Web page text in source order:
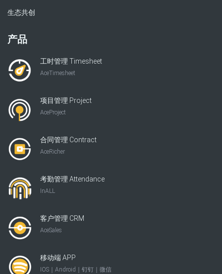
生态共创
产品
工时管理 Timesheet
AceTimesheet
项目管理 Project
AceProject
合同管理 Contract
AceRicher
考勤管理 Attendance
InALL
客户管理 CRM
AceSales
移动端 APP
IOS｜Android｜钉钉｜微信